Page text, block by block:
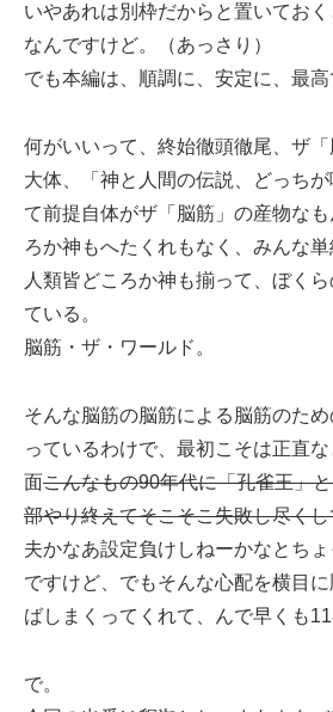
いやあれは別枠だからと置いてお
なんですけど。（あっさり）
でも本編は、順調に、安定に、最高
何がいいって、終始徹頭徹尾、ザ「
大体、「神と人間の伝説、どっち
て前提自体がザ「脳筋」の産物な
ろか神もへたくれもなく、みんな単
人類皆どころか神も揃って、ぼく
ている。
脳筋・ザ・ワールド。
そんな脳筋の脳筋による脳筋のた
っているわけで、最初こそは正直
面こんなもの90年代に「孔雀王」
部やり終えてそこそこ失敗し尽く
夫かなあ設定負けしねーかなとち
ですけど、でもそんな心配を横目
ばしまくってくれて、んで早くも11
で。